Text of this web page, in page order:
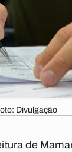
Divulgação
de